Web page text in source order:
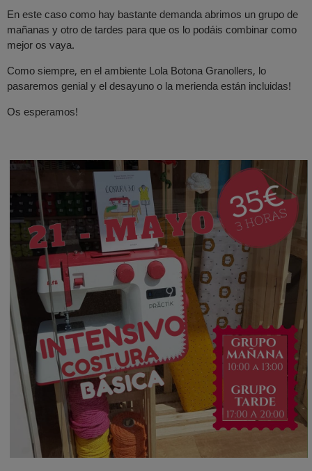
En este caso como hay bastante demanda abrimos un grupo de
mañanas y otro de tardes para que os lo podáis combinar como
mejor os vaya.
Como siempre, en el ambiente Lola Botona Granollers, lo
pasaremos genial y el desayuno o la merienda están incluidas!
Os esperamos!